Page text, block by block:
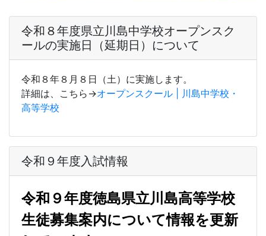
令和８年度県立川島中学校オープンスク
ールの実施日（延期日）について
令和８年８月８日（土）に実施します。
詳細は、こちら→オープンスクール | 川島中学校・
高等学校
令和９年度入試情報
令和９年度徳島県立川島高等学校
生徒募集案内について情報を更新